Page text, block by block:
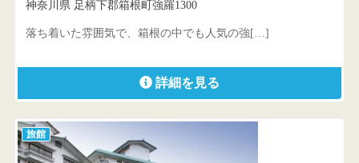
神奈川県 足柄下郡箱根町強羅1300
落ち着いた雰囲気で、箱根の中でも人気の強[…]
詳細を見る
旅館